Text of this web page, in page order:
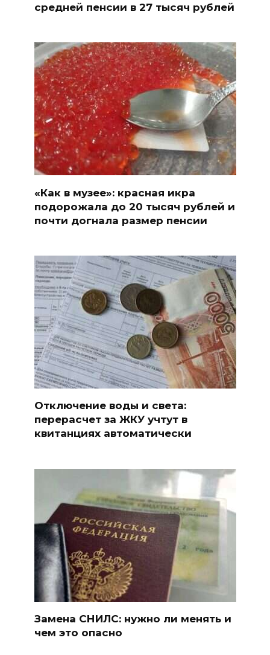
средней пенсии в 27 тысяч рублей
«Как в музее»: красная икра
подорожала до 20 тысяч рублей и
почти догнала размер пенсии
Отключение воды и света:
перерасчет за ЖКУ учтут в
квитанциях автоматически
Замена СНИЛС: нужно ли менять и
чем это опасно